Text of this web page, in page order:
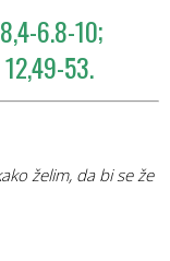
6.8-10;
53.
želim, da bi se že